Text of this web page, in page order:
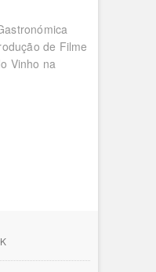
de Filme
Vinho na